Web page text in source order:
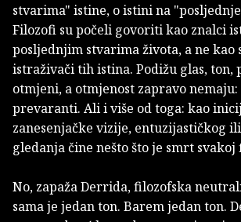
stvarima" istine, o istini na
Filozofi su počeli govoriti kao znalci
posljednjim stvarima života, a ne kao
istraživači tih istina. Podižu glas, ton,
otmjeni, a otmjenost zapravo nemaju:
prevaranti. Ali i više od toga: kao
zanesenjačke vizije, entuzijastičkog
gledanja čine nešto što je smrt
No, zapaža Derrida, filozofska
sama je jedan ton. Barem jedan ton.